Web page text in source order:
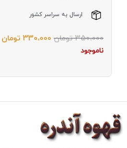
ارسال به سراسر کشور
350،000 تومان 330،000 تومان
ناموجود